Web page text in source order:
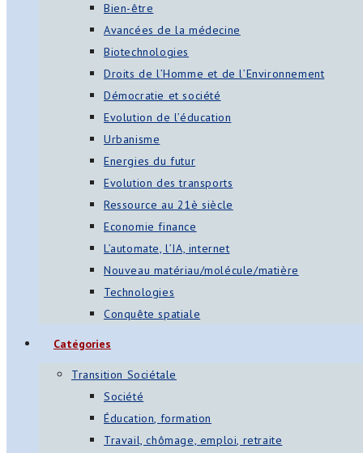
Bien-être
Avancées de la médecine
Biotechnologies
Droits de l’Homme et de l’Environnement
Démocratie et société
Evolution de l’éducation
Urbanisme
Energies du futur
Evolution des transports
Ressource au 21è siècle
Economie finance
L’automate, l’IA, internet
Nouveau matériau/molécule/matière
Technologies
Conquête spatiale
Catégories
Transition Sociétale
Société
Éducation, formation
Travail, chômage, emploi, retraite